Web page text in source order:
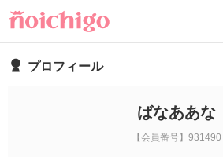
プロフィール
ばなああな
【会員番号】931490